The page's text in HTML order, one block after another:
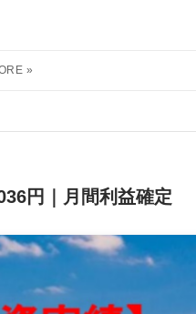
円｜月間利益確定